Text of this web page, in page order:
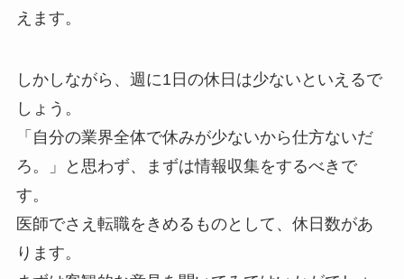
えます。
しかしながら、週に1日の休日は少ないといえるで
しょう。
「自分の業界全体で休みが少ないから仕方ないだ
ろ。」と思わず、まずは情報収集をするべきで
す。
医師でさえ転職をきめるものとして、休日数があ
ります。